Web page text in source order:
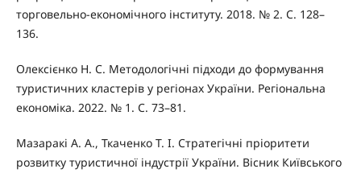
торговельно-економічного інституту. 2018. № 2. С. 128–
136.
Олексієнко Н. С. Методологічні підходи до формування
туристичних кластерів у регіонах України. Регіональна
економіка. 2022. № 1. С. 73–81.
Мазаракі А. А., Ткаченко Т. І. Стратегічні пріоритети
розвитку туристичної індустрії України. Вісник Київського